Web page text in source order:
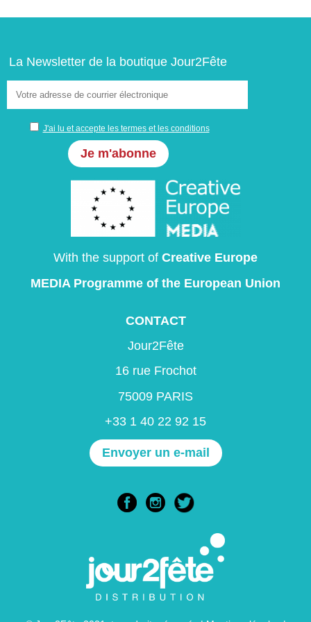
La Newsletter de la boutique Jour2Fête
J'ai lu et accepte les termes et les conditions
With the support of Creative Europe
MEDIA Programme of the European Union
CONTACT
Jour2Fête
16 rue Frochot
75009 PARIS
+33 1 40 22 92 15
Envoyer un e-mail